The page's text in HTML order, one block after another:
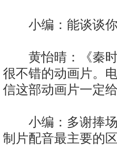
小编：能谈谈你
黄怡晴：《秦时
很不错的动画片。
信这部动画片一定
小编：多谢捧场
制片配音最主要的